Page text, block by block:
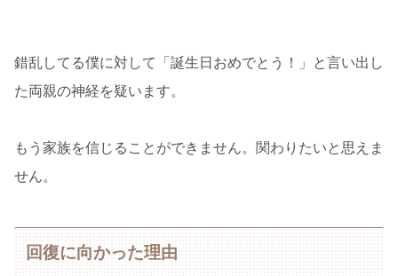
錯乱してる僕に対して「誕生日おめでとう！」と言い出し
た両親の神経を疑います。
もう家族を信じることができません。関わりたいと思えま
せん。
回復に向かった理由